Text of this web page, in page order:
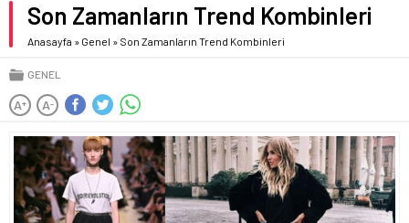
Son Zamanların Trend Kombinleri
Anasayfa » Genel » Son Zamanların Trend Kombinleri
GENEL
A+ A-